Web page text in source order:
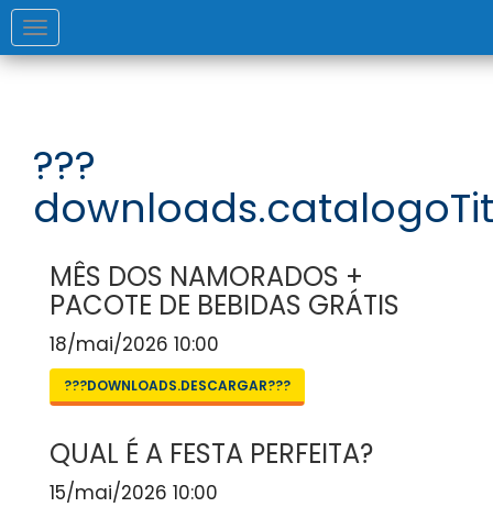
Toggle
navigation
???
MÊS DOS NAMORADOS +
PACOTE DE BEBIDAS GRÁTIS
18/mai/2026 10:00
???DOWNLOADS.DESCARGAR???
QUAL É A FESTA PERFEITA?
15/mai/2026 10:00